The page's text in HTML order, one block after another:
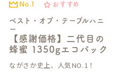
No.1 おすすめ
ベスト・オブ・テーブルハニ
ー
【感謝価格】二代目の
蜂蜜 1350gエコパック
ながさか史上、人気NO.1！